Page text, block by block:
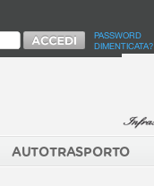
PASSWORD
DIMENTICATA?
AUTOTRASPORTO